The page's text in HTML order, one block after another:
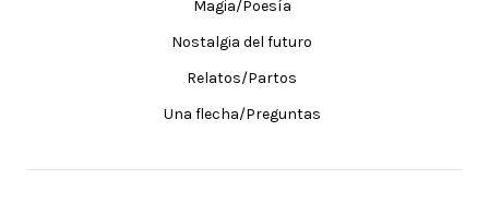
Magia/Poesía
Nostalgia del futuro
Relatos/Partos
Una flecha/Preguntas